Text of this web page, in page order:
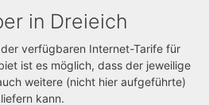
in Dreieich
verfügbaren Internet-Tarife für
ist es möglich, dass der jeweilige
weitere (nicht hier aufgeführte)
kann.